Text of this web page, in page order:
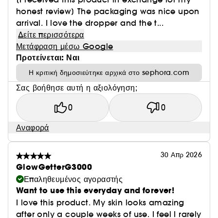
honest review] The packaging was nice upon
arrival. I love the dropper and the t...
Δείτε περισσότερα
Μετάφραση μέσω Google
Προτείνεται: Ναι
Η κριτική δημοσιεύτηκε αρχικά στο sephora.com
Σας βοήθησε αυτή η αξιολόγηση;
0 0
Αναφορά
30 Απρ 2026
GlowGetterG3000
Επαληθευμένος αγοραστής
Want to use this everyday and forever!
I love this product. My skin looks amazing
after only a couple weeks of use. I feel I rarely